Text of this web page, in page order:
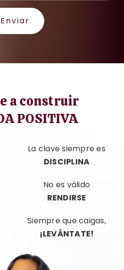
Enviar
a construir
POSITIVA
La clave siempre es
DISCIPLINA
No es válido
RENDIRSE
Siempre que caigas,
¡LEVÁNTATE!